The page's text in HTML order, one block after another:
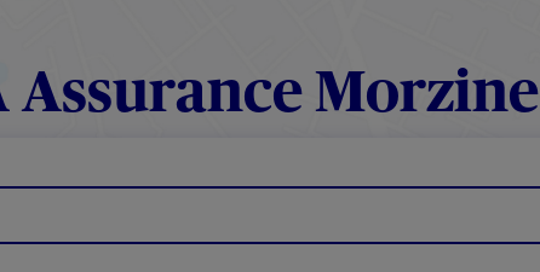
Assurance Morzine